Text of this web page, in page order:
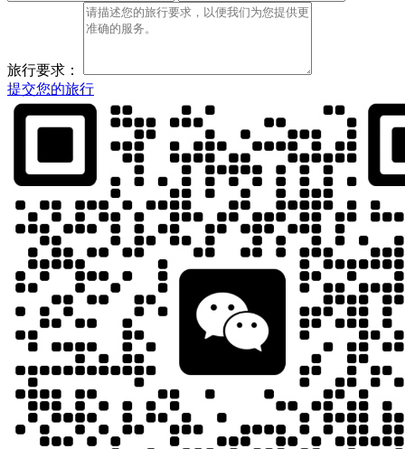
旅行要求：
提交您的旅行